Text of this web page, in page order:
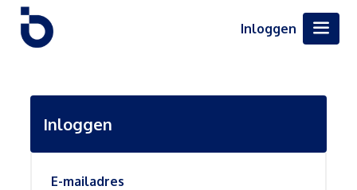
Inloggen
Inloggen
E-mailadres